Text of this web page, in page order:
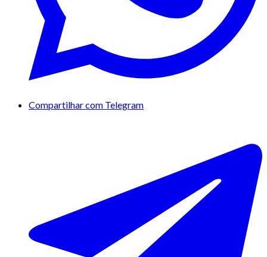
Compartilhar com Telegram